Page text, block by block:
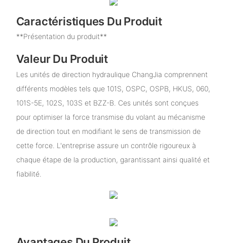
Caractéristiques Du Produit
**Présentation du produit**
Valeur Du Produit
Les unités de direction hydraulique ChangJia comprennent
différents modèles tels que 101S, OSPC, OSPB, HKUS, 060,
101S-5E, 102S, 103S et BZZ-B. Ces unités sont conçues
pour optimiser la force transmise du volant au mécanisme
de direction tout en modifiant le sens de transmission de
cette force. L'entreprise assure un contrôle rigoureux à
chaque étape de la production, garantissant ainsi qualité et
fiabilité.